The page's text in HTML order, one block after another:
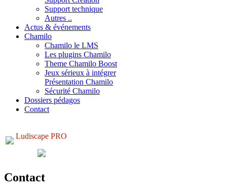
Support technique
Autres ..
Actus & événements
Chamilo
Chamilo le LMS
Les plugins Chamilo
Theme Chamilo Boost
Jeux sérieux à intégrer
Présentation Chamilo
Sécurité Chamilo
Dossiers pédagos
Contact
Ludiscape PRO
Contact